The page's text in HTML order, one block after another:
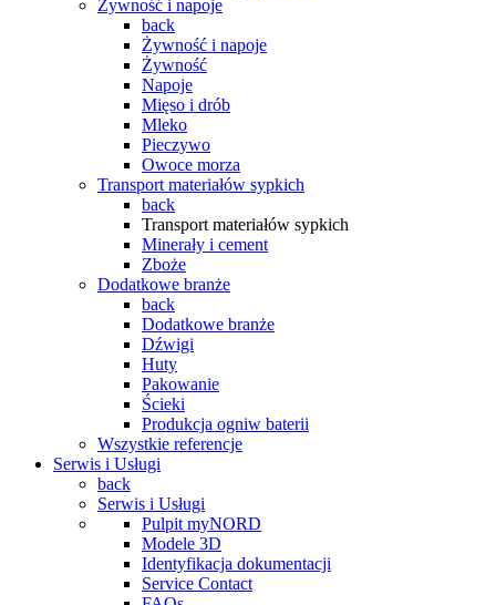
Żywność i napoje
back
Żywność i napoje
Żywność
Napoje
Mięso i drób
Mleko
Pieczywo
Owoce morza
Transport materiałów sypkich
back
Transport materiałów sypkich
Minerały i cement
Zboże
Dodatkowe branże
back
Dodatkowe branże
Dźwigi
Huty
Pakowanie
Ścieki
Produkcja ogniw baterii
Wszystkie referencje
Serwis i Usługi
back
Serwis i Usługi
Pulpit myNORD
Modele 3D
Identyfikacja dokumentacji
Service Contact